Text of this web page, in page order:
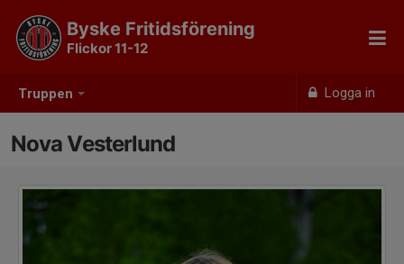
Truppen Logga in
Byske Fritidsförening
Flickor 11-12
Nova Vesterlund